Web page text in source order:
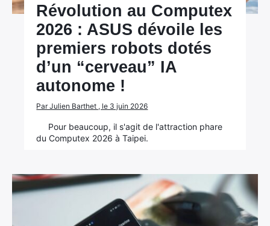
Révolution au Computex
2026 : ASUS dévoile les
premiers robots dotés
d’un “cerveau” IA
autonome !
Par Julien Barthet , le 3 juin 2026
Pour beaucoup, il s'agit de l'attraction phare
du Computex 2026 à Taipei.